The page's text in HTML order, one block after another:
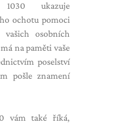
ukazuje
ochotu pomoci
vašich osobních
na paměti vaše
poselství
pošle znamení
vám také říká,